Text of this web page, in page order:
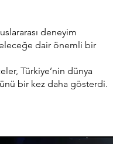
deneyim
dair önemli bir
Türkiye’nin dünya
bir kez daha gösterdi.